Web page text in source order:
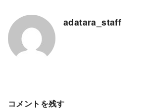
adatara_staff
コメントを残す